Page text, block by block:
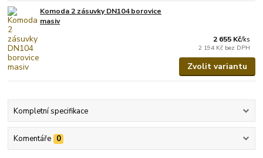
Komoda 2 zásuvky DN104 borovice
masiv
2 655 Kč/ks
2 194 Kč bez DPH
Zvolit variantu
Kompletní specifikace
Komentáře 0